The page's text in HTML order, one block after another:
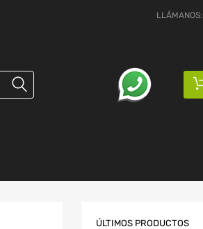
LLÁMANOS:
ÚLTIMOS PRODUCTOS